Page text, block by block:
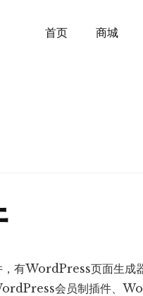
首页 商城
有WordPress页面生成器
会员制插件、